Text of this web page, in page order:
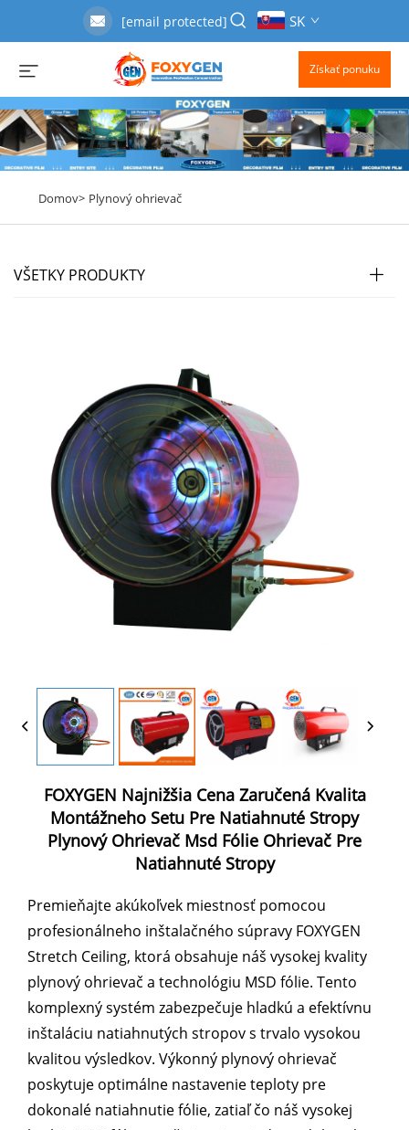
[email protected] SK
Získať ponuku
Domov> Plynový ohrievač
VŠETKY PRODUKTY
FOXYGEN Najnižšia Cena Zaručená Kvalita
Montážneho Setu Pre Natiahnuté Stropy
Plynový Ohrievač Msd Fólie Ohrievač Pre
Natiahnuté Stropy
Premieňajte akúkoľvek miestnosť pomocou
profesionálneho inštalačného súpravy FOXYGEN
Stretch Ceiling, ktorá obsahuje náš vysokej kvality
plynový ohrievač a technológiu MSD fólie. Tento
komplexný systém zabezpečuje hladkú a efektívnu
inštaláciu natiahnutých stropov s trvalo vysokou
kvalitou výsledkov. Výkonný plynový ohrievač
poskytuje optimálne nastavenie teploty pre
dokonalé natiahnutie fólie, zatiaľ čo náš vysokej